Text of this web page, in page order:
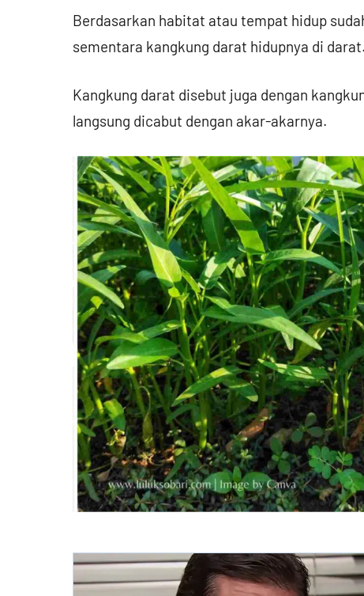
Berdasarkan habitat atau tempat hidup
sementara kangkung darat hidupnya di darat.
Kangkung darat disebut juga dengan
langsung dicabut dengan akar-akarnya.